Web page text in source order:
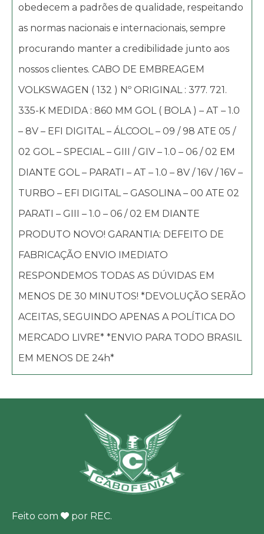
obedecem a padrões de qualidade, respeitando
as normas nacionais e internacionais, sempre
procurando manter a credibilidade junto aos
nossos clientes. CABO DE EMBREAGEM
VOLKSWAGEN ( 132 ) Nº ORIGINAL : 377. 721.
335-K MEDIDA : 860 MM GOL ( BOLA ) – AT – 1.0
– 8V – EFI DIGITAL – ÁLCOOL – 09 / 98 ATE 05 /
02 GOL – SPECIAL – GIII / GIV – 1.0 – 06 / 02 EM
DIANTE GOL – PARATI – AT – 1.0 – 8V / 16V / 16V –
TURBO – EFI DIGITAL – GASOLINA – 00 ATE 02
PARATI – GIII – 1.0 – 06 / 02 EM DIANTE
PRODUTO NOVO! GARANTIA: DEFEITO DE
FABRICAÇÃO ENVIO IMEDIATO
RESPONDEMOS TODAS AS DÚVIDAS EM
MENOS DE 30 MINUTOS! *DEVOLUÇÃO SERÃO
ACEITAS, SEGUINDO APENAS A POLÍTICA DO
MERCADO LIVRE* *ENVIO PARA TODO BRASIL
EM MENOS DE 24h*
Feito com por REC.